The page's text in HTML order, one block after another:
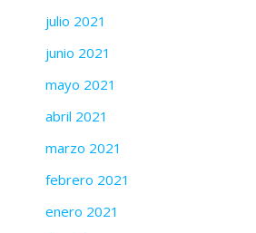
julio 2021
junio 2021
mayo 2021
abril 2021
marzo 2021
febrero 2021
enero 2021